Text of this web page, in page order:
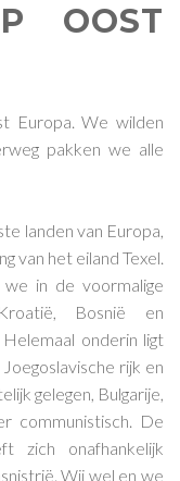
OOST
Europa. We wilden
pakken we alle
landen van Europa,
van het eiland Texel.
in de voormalige
Bosnië en
onderin ligt
rijk en
gelegen, Bulgarije,
communistisch. De
zich onafhankelijk
Wij wel en we